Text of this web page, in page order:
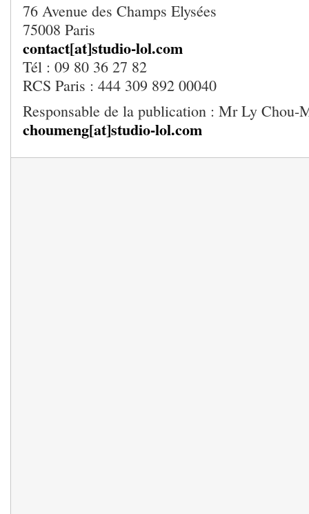
76 Avenue des Champs Elysées
75008 Paris
contact[at]studio-lol.com
Tél : 09 80 36 27 82
RCS Paris : 444 309 892 00040
Responsable de la publication : Mr Ly Chou-
choumeng[at]studio-lol.com